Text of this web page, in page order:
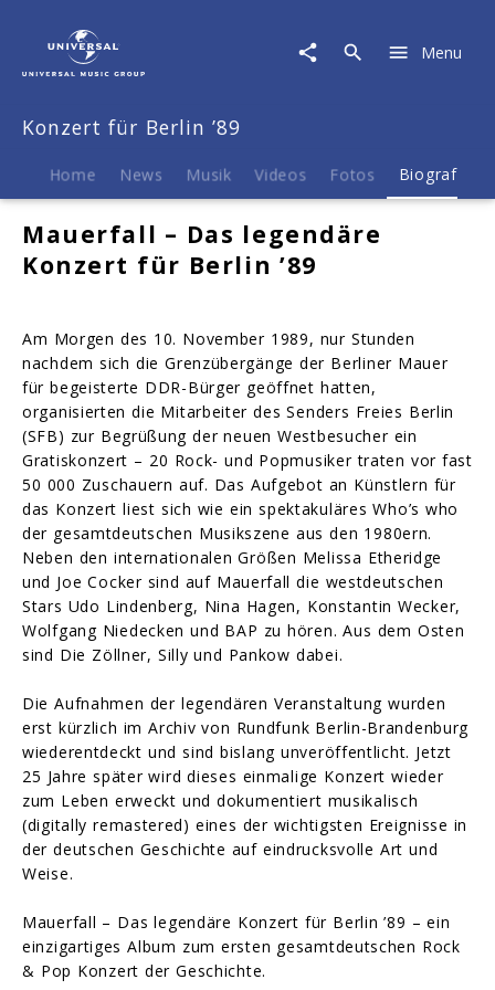
’89
Biografie
Menu
Konzert für Berlin ’89
Home News Musik Videos Fotos Biografie
Mauerfall – Das legendäre
Konzert für Berlin ’89
Am Morgen des 10. November 1989, nur Stunden
nachdem sich die Grenzübergänge der Berliner Mauer
für begeisterte DDR-Bürger geöffnet hatten,
organisierten die Mitarbeiter des Senders Freies Berlin
(SFB) zur Begrüßung der neuen Westbesucher ein
Gratiskonzert – 20 Rock- und Popmusiker traten vor fast
50 000 Zuschauern auf. Das Aufgebot an Künstlern für
das Konzert liest sich wie ein spektakuläres Who’s who
der gesamtdeutschen Musikszene aus den 1980ern.
Neben den internationalen Größen Melissa Etheridge
und Joe Cocker sind auf Mauerfall die westdeutschen
Stars Udo Lindenberg, Nina Hagen, Konstantin Wecker,
Wolfgang Niedecken und BAP zu hören. Aus dem Osten
sind Die Zöllner, Silly und Pankow dabei.
Die Aufnahmen der legendären Veranstaltung wurden
erst kürzlich im Archiv von Rundfunk Berlin-Brandenburg
wiederentdeckt und sind bislang unveröffentlicht. Jetzt
25 Jahre später wird dieses einmalige Konzert wieder
zum Leben erweckt und dokumentiert musikalisch
(digitally remastered) eines der wichtigsten Ereignisse in
der deutschen Geschichte auf eindrucksvolle Art und
Weise.
Mauerfall – Das legendäre Konzert für Berlin ’89 – ein
einzigartiges Album zum ersten gesamtdeutschen Rock
& Pop Konzert der Geschichte.